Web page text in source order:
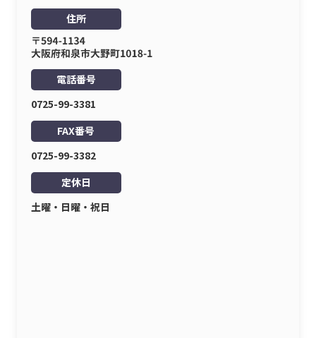
住所
電話番号
0725-99-3381
FAX番号
0725-99-3382
定休日
土曜・日曜・祝日